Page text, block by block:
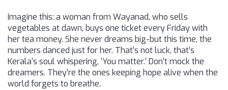
Imagine this: a woman from Wayanad, who sells
vegetables at dawn, buys one ticket every Friday with
her tea money. She never dreams big-but this time, the
numbers danced just for her. That’s not luck, that’s
Kerala’s soul whispering, ‘You matter.’ Don’t mock the
dreamers. They’re the ones keeping hope alive when the
world forgets to breathe.